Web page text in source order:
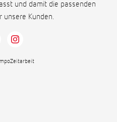
und damit die passenden
unsere Kunden.